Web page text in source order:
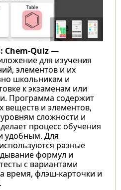
Chem-Quiz—
для изучения
элементов и их
школьникам и
к экзаменам или
Программа содержит
веществ и элементов,
сложности и
процесс обучения
удобным. Для
разные
формул и
с вариантами
время, флэш-карточки и